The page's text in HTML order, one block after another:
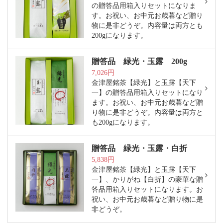
の贈答品用箱入りセットになりま
す。お祝い、お中元お歳暮など贈り
物に是非どうぞ。内容量は両方とも
200gになります。
贈答品 緑光・玉露 200g
7,026円
金津屋銘茶【緑光】と玉露【天下
一】の贈答品用箱入りセットになり
ます。お祝い、お中元お歳暮など贈
り物に是非どうぞ。内容量は両方と
も200gになります。
贈答品 緑光・玉露・白折
5,838円
金津屋銘茶【緑光】と玉露【天下
一】、かりがね【白折】の豪華な贈
答品用箱入りセットになります。お
祝い、お中元お歳暮など贈り物に是
非どうぞ。